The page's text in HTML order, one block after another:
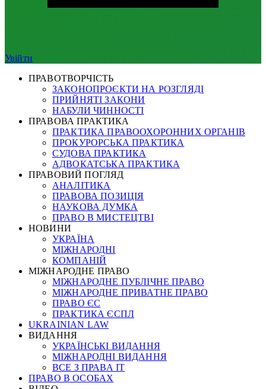
Увійти
ПРАВОТВОРЧІСТЬ
ЗАКОНОПРОЄКТИ НА РОЗГЛЯДІ
ПРИЙНЯТІ ЗАКОНИ
НАБУЛИ ЧИННОСТІ
ПРАВОВА ПРАКТИКА
ПРАКТИКА ПРАВООХОРОННИХ ОРГАНІВ
ПРОКУРОРСЬКА ПРАКТИКА
СУДОВА ПРАКТИКА
АДВОКАТСЬКА ПРАКТИКА
ПРАВОВИЙ ПОГЛЯД
АНАЛІТИКА
ПРАВОВА ПОЗИЦІЯ
НАУКОВА ДУМКА
ПРАВО В МИСТЕЦТВІ
НОВИНИ
УКРАЇНА
МІЖНАРОДНІ
КОМПАНІЙ
МІЖНАРОДНЕ ПРАВО
МІЖНАРОДНЕ ПУБЛІЧНЕ ПРАВО
МІЖНАРОДНЕ ПРИВАТНЕ ПРАВО
ПРАВО ЄС
ПРАКТИКА ЄСПЛ
UKRAINIAN LAW
ВИДАННЯ
УКРАЇНСЬКІ ВИДАННЯ
МІЖНАРОДНІ ВИДАННЯ
ВСЕ З ПРАВА ІТ
ПРАВО В ОСОБАХ